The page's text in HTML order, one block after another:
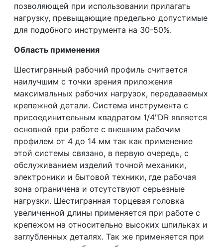
позволяющей при использовании прилагать
нагрузку, превыщающие предельно допустимые
для подобного инструмента на 30-50%.
Область применения
Шестигранный рабочий профиль считается
наилучшим с точки зрения приложения
максимальных рабочих нагрузок, передаваемых
крепежной детали. Система инструмента с
присоединительным квадратом 1/4"DR является
основной при работе с внешним рабочим
профилем от 4 до 14 мм так как применение
этой системы связано, в первую очередь, с
обслуживанием изделий точной механики,
электроники и бытовой техники, где рабочая
зона ограничена и отсутствуют серьезные
нагрузки. Шестигранная торцевая головка
увеличенной длины применяется при работе с
крепежом на относительно высоких шпильках и
заглубленных деталях. Так же применяется при